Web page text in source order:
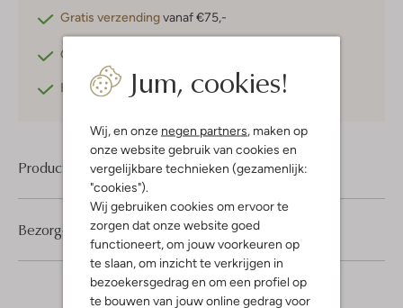
Jum, cookies!
Wij, en onze negen partners , maken op
onze website gebruik van cookies en
vergelijkbare technieken (gezamenlijk:
"cookies").
Wij gebruiken cookies om ervoor te
zorgen dat onze website goed
functioneert, om jouw voorkeuren op
te slaan, om inzicht te verkrijgen in
bezoekersgedrag en om een profiel op
te bouwen van jouw online gedrag voor
Gratis verzendingvanaf €75,-
Gratis retourneren
Betaal achterafmet Klarna
Product informatie
Bezorgen & retourneren